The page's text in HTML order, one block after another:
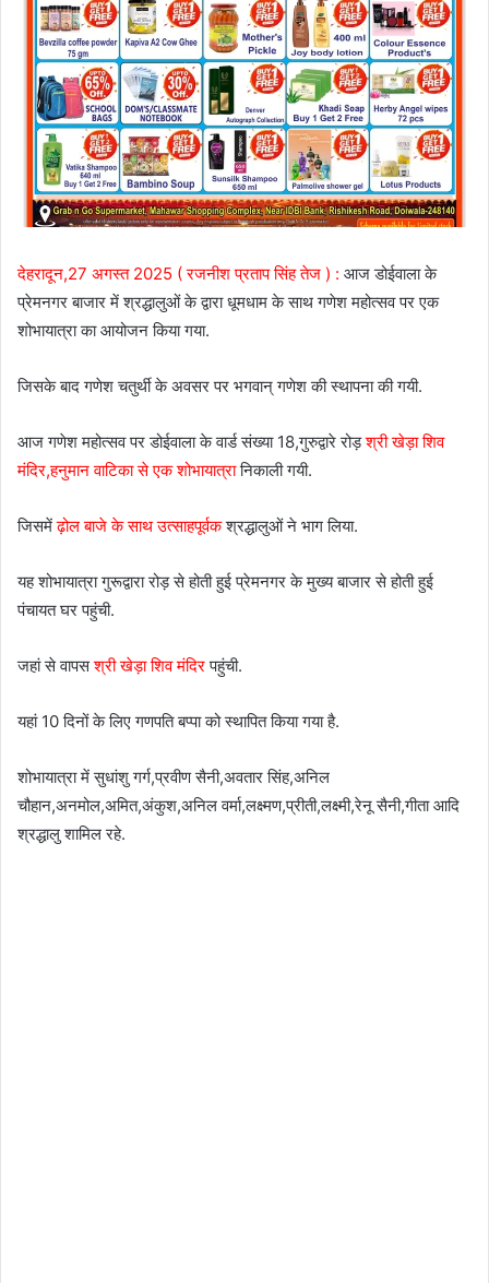
देहरादून,27 अगस्त 2025 ( रजनीश प्रताप सिंह तेज ) : आज डोईवाला के
प्रेमनगर बाजार में श्रद्धालुओं के द्वारा धूमधाम के साथ गणेश महोत्सव पर एक
शोभायात्रा का आयोजन किया गया.
जिसके बाद गणेश चतुर्थी के अवसर पर भगवान् गणेश की स्थापना की गयी.
आज गणेश महोत्सव पर डोईवाला के वार्ड संख्या 18,गुरुद्वारे रोड़श्री खेड़ा शिव
मंदिर,हनुमान वाटिका से एक शोभायात्रानिकाली गयी.
जिसमेंढ़ोल बाजे के साथ उत्साहपूर्वकश्रद्धालुओं ने भाग लिया.
यह शोभायात्रा गुरूद्वारा रोड़ से होती हुई प्रेमनगर के मुख्य बाजार से होती हुई
पंचायत घर पहुंची.
जहां से वापसश्री खेड़ा शिव मंदिरपहुंची.
यहां 10 दिनों के लिए गणपति बप्पा को स्थापित किया गया है.
शोभायात्रा में सुधांशु गर्ग,प्रवीण सैनी,अवतार सिंह,अनिल
चौहान,अनमोल,अमित,अंकुश,अनिल वर्मा,लक्ष्मण,प्रीती,लक्ष्मी,रेनू सैनी,गीता आदि
श्रद्धालु शामिल रहे.